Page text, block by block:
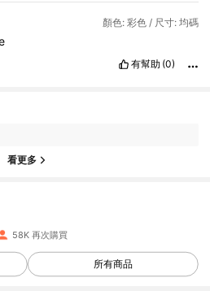
顏色: 彩色 / 尺寸: 均碼
有幫助 (0)
看更多
58K 再次購買
所有商品